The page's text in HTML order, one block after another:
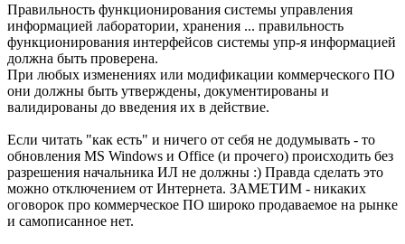
Правильность функционирования системы управления
информацией лаборатории, хранения ... правильность
функционирования интерфейсов системы упр-я информацией
должна быть проверена.
При любых изменениях или модификации коммерческого ПО
они должны быть утверждены, документированы и
валидированы до введения их в действие.
Если читать "как есть" и ничего от себя не додумывать - то
обновления MS Windows и Office (и прочего) происходить без
разрешения начальника ИЛ не должны :) Правда сделать это
можно отключением от Интернета. ЗАМЕТИМ - никаких
оговорок про коммерческое ПО широко продаваемое на рынке
и самописанное нет.